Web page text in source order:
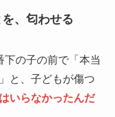
、匂わせる
の子の前で「本当
と、子どもが傷つ
いらなかったんだ